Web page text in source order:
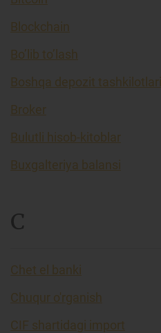
Blockchain
Bo’lib to’lash
Boshqa depozit
Broker
Bulutli hisob-kitoblar
Buxgalteriya balansi
C
Chet el banki
Chuqur o'rganish
CIF shartidagi import